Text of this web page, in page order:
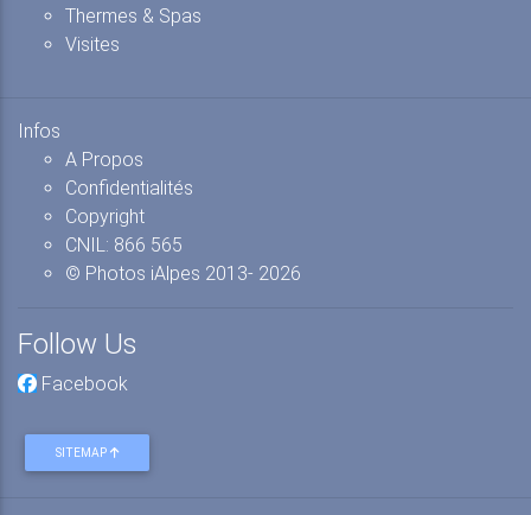
Thermes & Spas
Visites
Infos
A Propos
Confidentialités
Copyright
CNIL: 866 565
© Photos iAlpes 2013- 2026
Follow Us
Facebook
SITEMAP